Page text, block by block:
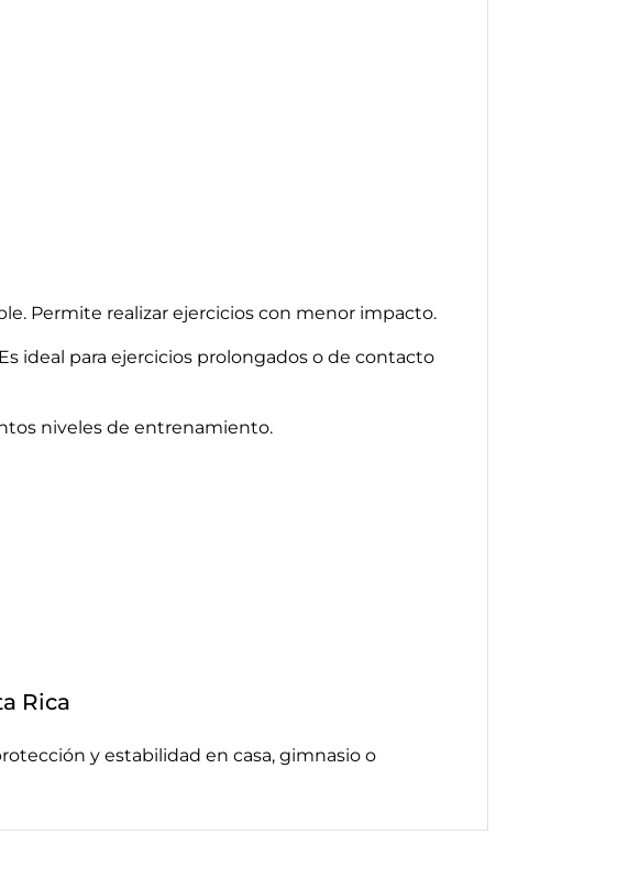
Permite realizar ejercicios con menor impacto.
ideal para ejercicios prolongados o de contacto
niveles de entrenamiento.
Rica
y estabilidad en casa, gimnasio o